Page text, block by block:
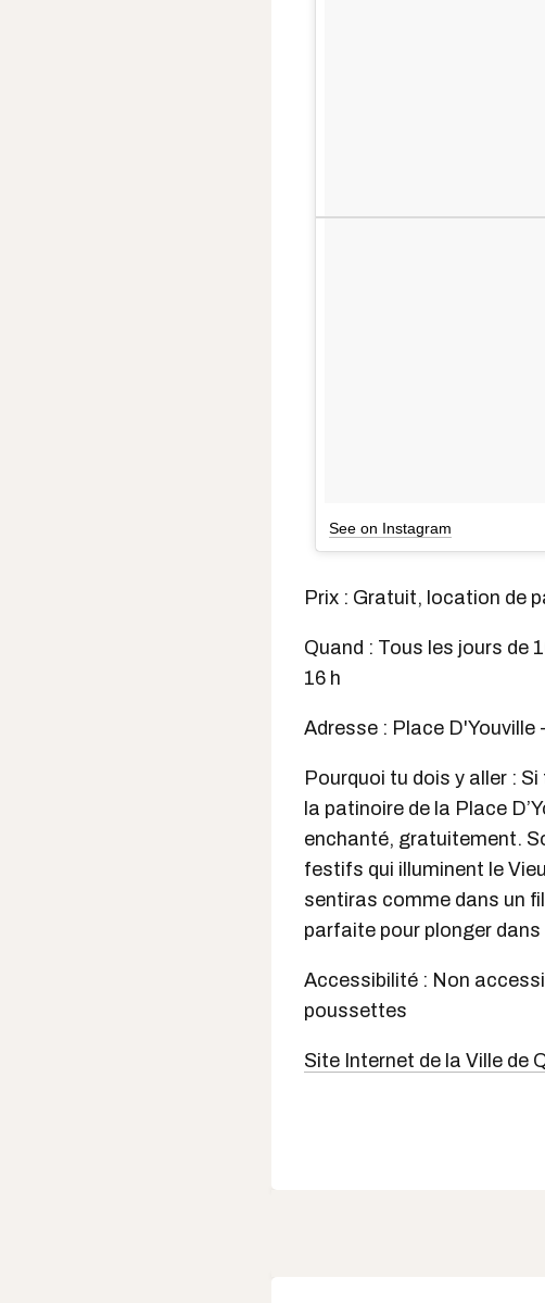
See on Instagram
Prix : Gratuit, location de
Quand : Tous les jours de
16 h
Adresse : Place D'Youville
Pourquoi tu dois y aller :
la patinoire de la Place
enchanté, gratuitement.
festifs qui illuminent le
sentiras comme dans un
parfaite pour plonger
Accessibilité : Non
poussettes
Site Internet de la Ville de